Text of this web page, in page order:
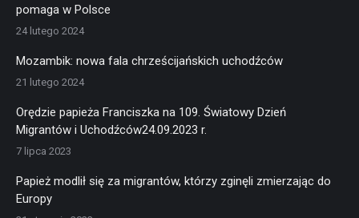
pomaga w Polsce
24 lutego 2024
Mozambik: nowa fala chrześcijańskich uchodźców
21 lutego 2024
Orędzie papieża Franciszka na 109. Światowy Dzień
Migrantów i Uchodźców24.09.2023 r.
7 lipca 2023
Papież modlił się za migrantów, którzy zginęli zmierzając do
Europy